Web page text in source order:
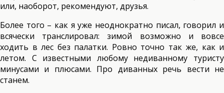
или, наоборот, рекомендуют, друзья.
Более того – как я уже неоднократно писал, говорил и
всячески транслировал: зимой возможно и вовсе
ходить в лес без палатки. Ровно точно так же, как и
летом. С известными любому недиванному туристу
минусами и плюсами. Про диванных речь вести не
станем.